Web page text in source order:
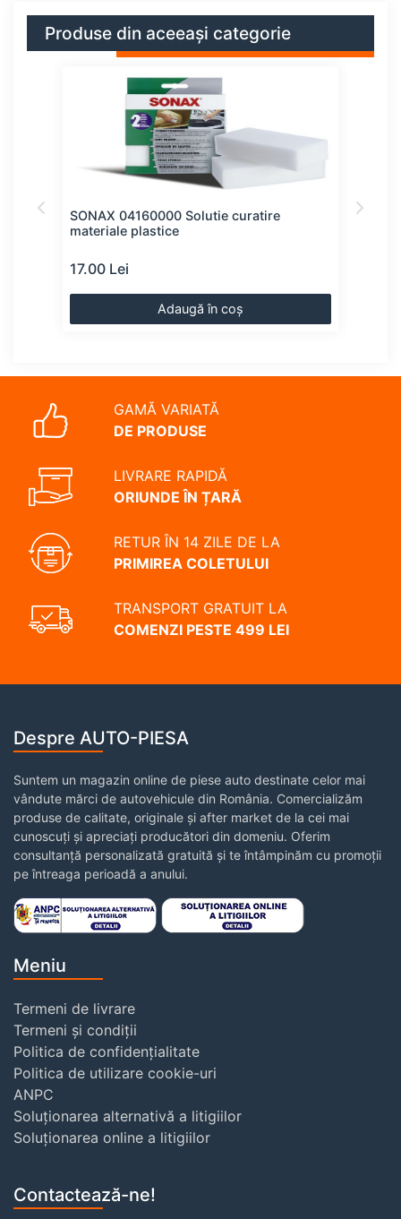
Produse din aceeași categorie
SONAX 04160000 Solutie curatire
materiale plastice
17.00 Lei
Adaugă în coș
GAMĂ VARIATĂ
DE PRODUSE
LIVRARE RAPIDĂ
ORIUNDE ÎN ȚARĂ
RETUR ÎN 14 ZILE DE LA
PRIMIREA COLETULUI
TRANSPORT GRATUIT LA
COMENZI PESTE 499 LEI
Despre AUTO-PIESA
Suntem un magazin online de piese auto destinate celor mai
vândute mărci de autovehicule din România. Comercializăm
produse de calitate, originale și after market de la cei mai
cunoscuți și apreciați producători din domeniu. Oferim
consultanță personalizată gratuită și te întâmpinăm cu promoții
pe întreaga perioadă a anului.
Meniu
Termeni de livrare
Termeni și condiții
Politica de confidențialitate
Politica de utilizare cookie-uri
ANPC
Soluționarea alternativă a litigiilor
Soluționarea online a litigiilor
Contactează-ne!